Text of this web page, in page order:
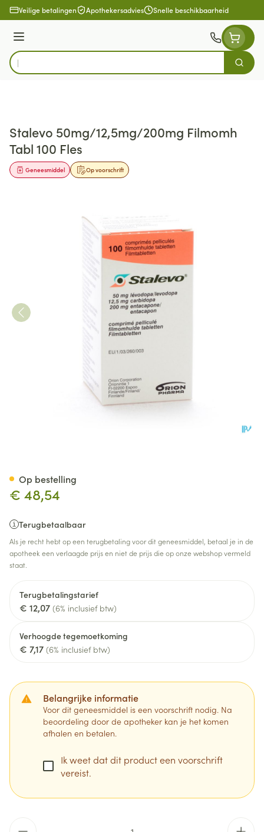
Ga naar de inhoud
Veilige betalingen Apothekersadvies Snelle beschikbaarheid
Menu
Product, merk, categorie...
Zoek
Stalevo 50mg/12,5mg/200mg Filmomh
Tabl 100 Fles
Op voorschrift
Geneesmiddel
€ 48,54
Terugbetaalbaar
Als je recht hebt op een terugbetaling voor dit geneesmiddel, betaal je in de
apotheek een verlaagde prijs en niet de prijs die op onze webshop vermeld
staat.
Terugbetalingstarief
€ 12,07 (6% inclusief btw)
Verhoogde tegemoetkoming
€ 7,17 (6% inclusief btw)
Belangrijke informatie
Voor dit geneesmiddel is een voorschrift nodig. Na
beoordeling door de apotheker kan je het komen
afhalen en betalen.
Ik weet dat dit product een voorschrift
vereist.
Op bestelling